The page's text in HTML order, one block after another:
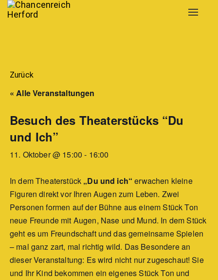
Toggle
Zurück
« Alle Veranstaltungen
Besuch des Theaterstücks “Du
und Ich”
11. Oktober @ 15:00 - 16:00
In dem Theaterstück „Du und ich“ erwachen kleine
Figuren direkt vor Ihren Augen zum Leben. Zwei
Personen formen auf der Bühne aus einem Stück Ton
neue Freunde mit Augen, Nase und Mund. In dem Stück
geht es um Freundschaft und das gemeinsame Spielen
– mal ganz zart, mal richtig wild. Das Besondere an
dieser Veranstaltung: Es wird nicht nur zugeschaut! Sie
und Ihr Kind bekommen ein eigenes Stück Ton und